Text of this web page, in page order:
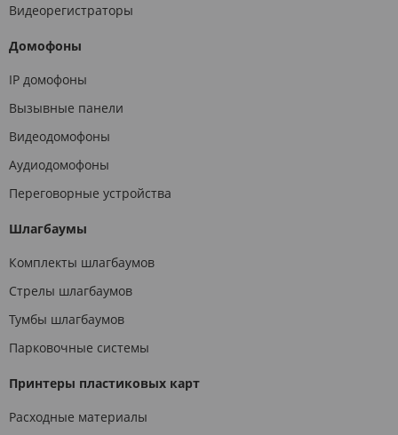
Видеорегистраторы
Домофоны
IP домофоны
Вызывные панели
Видеодомофоны
Аудиодомофоны
Переговорные устройства
Шлагбаумы
Комплекты шлагбаумов
Стрелы шлагбаумов
Тумбы шлагбаумов
Парковочные системы
Принтеры пластиковых карт
Расходные материалы